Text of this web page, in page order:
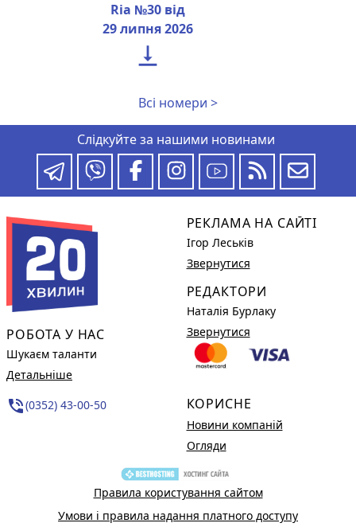
Ria №30 від
29 липня 2026

Всі номери >
Слідкуйте за нашими новинами
РОБОТА У НАС
Шукаєм таланти
Детальніше
phone_in_talk(0352) 43-00-50
РЕКЛАМА НА САЙТІ
Ігор Леськів
Звернутися
РЕДАКТОРИ
Наталія Бурлаку
Звернутися
КОРИСНЕ
Новини компаній
Огляди
Правила користування сайтом
Умови і правила надання платного доступу